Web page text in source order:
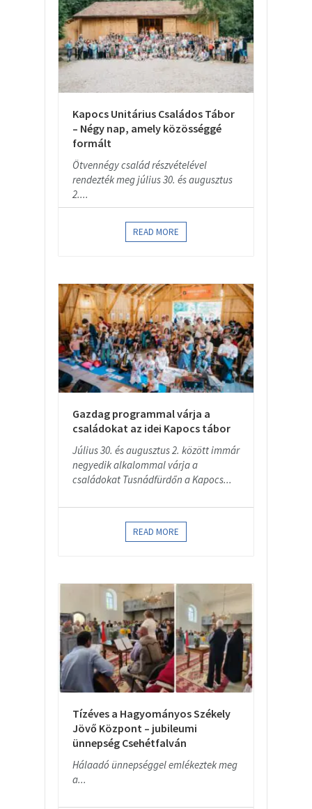
Kapocs Unitárius Családos Tábor
– Négy nap, amely közösséggé
formált
Ötvennégy család részvételével
rendezték meg július 30. és augusztus
2....
READ MORE
Gazdag programmal várja a
családokat az idei Kapocs tábor
Július 30. és augusztus 2. között immár
negyedik alkalommal várja a
családokat Tusnádfürdőn a Kapocs...
READ MORE
Tízéves a Hagyományos Székely
Jövő Központ – jubileumi
ünnepség Csehétfalván
Hálaadó ünnepséggel emlékeztek meg
a...